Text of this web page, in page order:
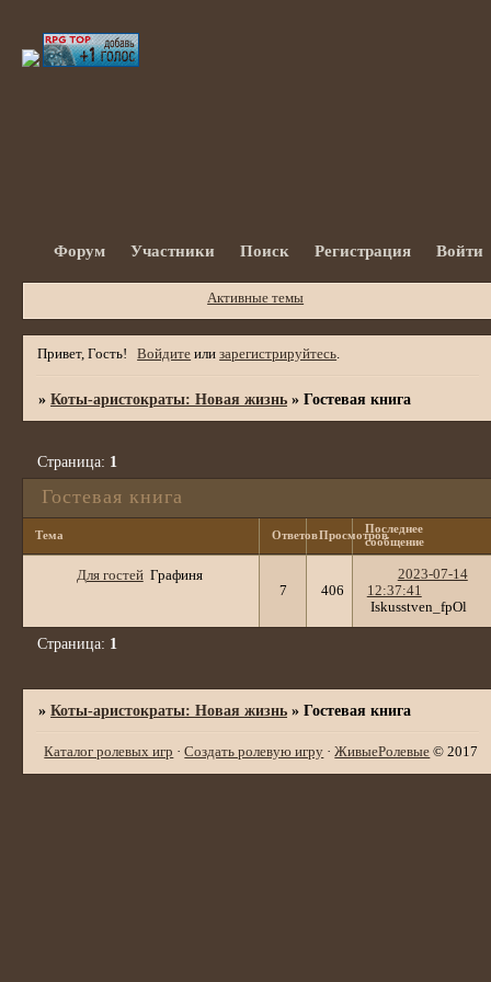
Форум Участники Поиск Регистрация Войти
Активные темы
Привет, Гость! Войдите илизарегистрируйтесь.
»Коты-аристократы: Новая жизнь »Гостевая книга
Гостевая книга
Страница: 1
Тема ОтветовПросмотровПоследнее
сообщение
Для гостей Графиня
7
406
2023-07-14
12:37:41
Iskusstven_fpOl
Страница: 1
»Коты-аристократы: Новая жизнь »Гостевая книга
Каталог ролевых игр ·Создать ролевую игру ·ЖивыеРолевые © 2017